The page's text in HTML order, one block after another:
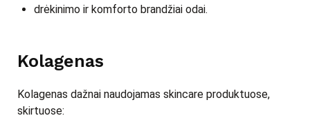
drėkinimo ir komforto brandžiai odai.
Kolagenas
Kolagenas dažnai naudojamas skincare produktuose,
skirtuose: